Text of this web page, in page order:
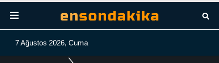
7 Ağustos 2026, Cuma